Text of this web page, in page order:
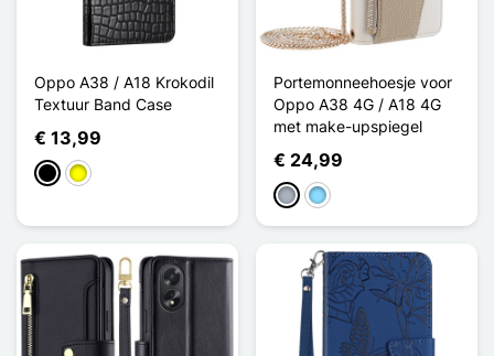
Oppo A38 / A18 Krokodil
Textuur Band Case
€ 13,99
ZwartGeel
Portemonneehoesje voor
Oppo A38 4G / A18 4G
met make-upspiegel
€ 24,99
GrijsLicht Blauw